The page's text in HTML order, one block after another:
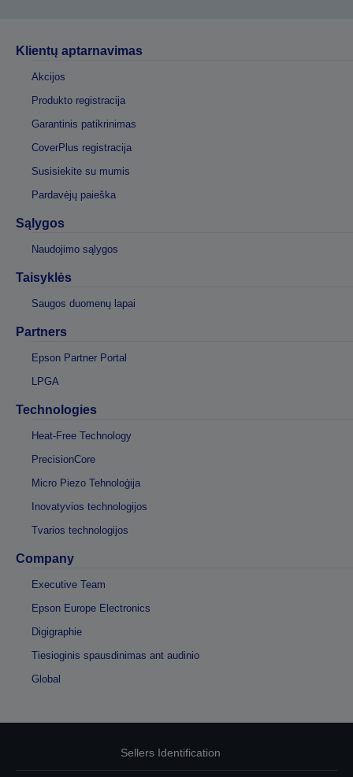
Klientų aptarnavimas
Akcijos
Produkto registracija
Garantinis patikrinimas
CoverPlus registracija
Susisiekite su mumis
Pardavėjų paieška
Sąlygos
Naudojimo sąlygos
Taisyklės
Saugos duomenų lapai
Partners
Epson Partner Portal
LPGA
Technologies
Heat-Free Technology
PrecisionCore
Micro Piezo Tehnoloģija
Inovatyvios technologijos
Tvarios technologijos
Company
Executive Team
Epson Europe Electronics
Digigraphie
Tiesioginis spausdinimas ant audinio
Global
Sellers Identification